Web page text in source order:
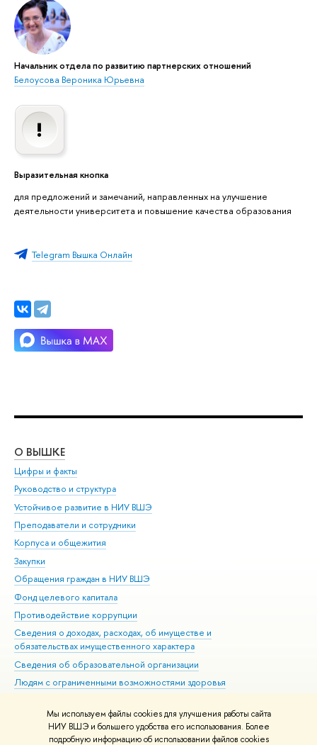
Мы используем файлы cookies для улучшения работы сайта
НИУ ВШЭ и большего удобства его использования. Более
подробную информацию об использовании файлов cookies
Начальник отдела по развитию партнерских отношений
Белоусова Вероника Юрьевна
Выразительная кнопка
для предложений и замечаний, направленных на улучшение
деятельности университета и повышение качества образования
Telegram Вышка Онлайн
О ВЫШКЕ
Цифры и факты
Руководство и структура
Устойчивое развитие в НИУ ВШЭ
Преподаватели и сотрудники
Корпуса и общежития
Закупки
Обращения граждан в НИУ ВШЭ
Фонд целевого капитала
Противодействие коррупции
Сведения о доходах, расходах, об имуществе и
обязательствах имущественного характера
Сведения об образовательной организации
Людям с ограниченными возможностями здоровья
Работа в Вышке